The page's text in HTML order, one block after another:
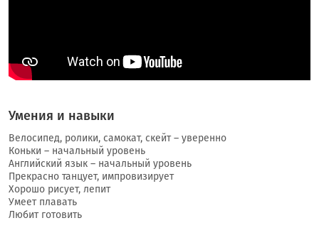
Умения и навыки
Велосипед, ролики, самокат, скейт – уверенно
Коньки – начальный уровень
Английский язык – начальный уровень
Прекрасно танцует, импровизирует
Хорошо рисует, лепит
Умеет плавать
Любит готовить